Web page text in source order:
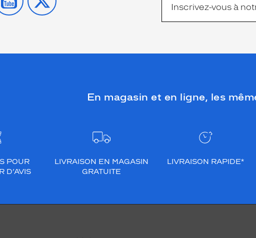
En magasin et en ligne, les
POUR
D’AVIS
LIVRAISON EN MAGASIN
GRATUITE
LIVRAISON RAPIDE*